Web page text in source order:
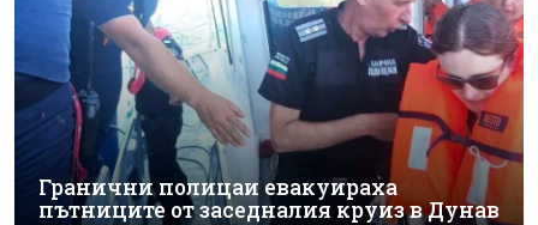
Гранични полицаи евакуираха
пътниците от заседналия круиз в Дунав